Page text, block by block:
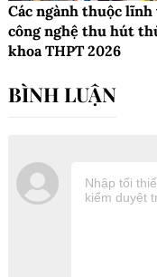
Các ngành thuộc lĩnh
công nghệ thu hút
khoa THPT 2026